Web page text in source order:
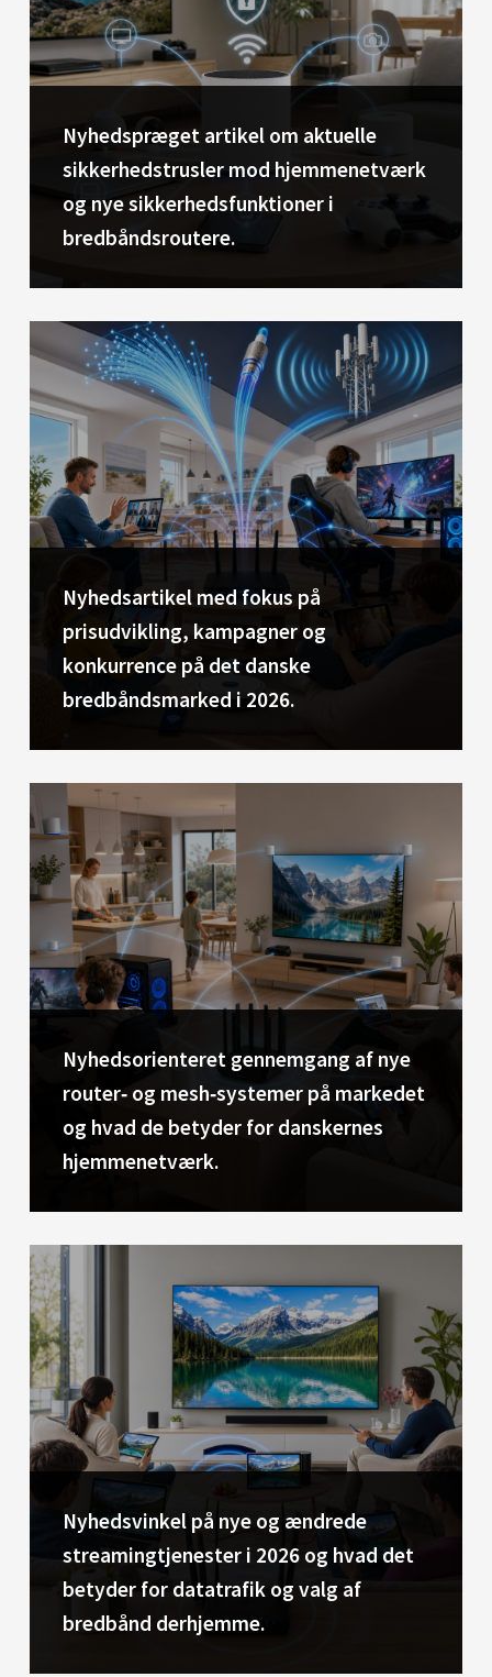
Nyhedspræget artikel om aktuelle
sikkerhedstrusler mod hjemmenetværk
og nye sikkerhedsfunktioner i
bredbåndsroutere.
Nyhedsartikel med fokus på
prisudvikling, kampagner og
konkurrence på det danske
bredbåndsmarked i 2026.
Nyhedsorienteret gennemgang af nye
router‑ og mesh‑systemer på markedet
og hvad de betyder for danskernes
hjemmenetværk.
Nyhedsvinkel på nye og ændrede
streamingtjenester i 2026 og hvad det
betyder for datatrafik og valg af
bredbånd derhjemme.